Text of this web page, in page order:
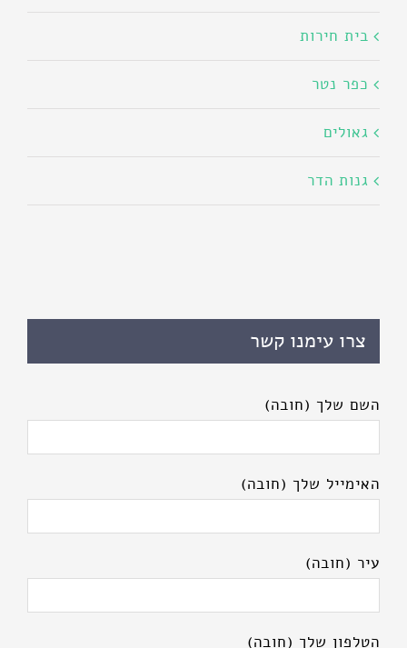
צרו עימנו קשר
השם שלך (חובה)
האימייל שלך (חובה)
עיר (חובה)
הטלפון שלך (חובה)
בית חירות
כפר נטר
גאולים
גנות הדר